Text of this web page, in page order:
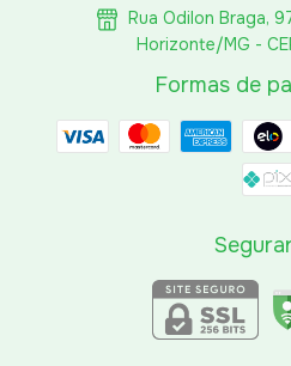
Rua Odilon Braga,
Horizonte/MG -
Formas de